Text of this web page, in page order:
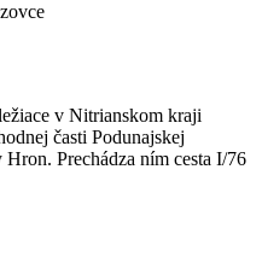
v Nitrianskom kraji
časti Podunajskej
Prechádza ním cesta I/76